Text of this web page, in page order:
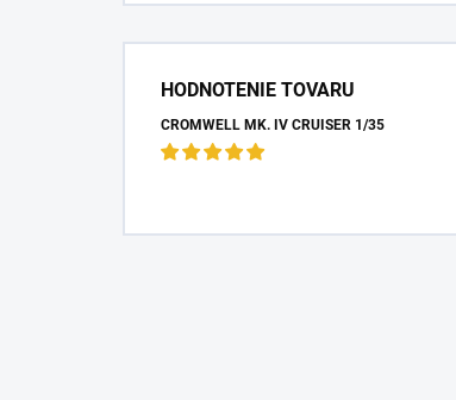
HODNOTENIE TOVARU
CROMWELL MK. IV CRUISER 1/35